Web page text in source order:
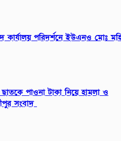
কার্যালয় পরিদর্শনে ইউএনও মোঃ
পাওনা টাকা নিয়ে হামলা ও
সংবাদ